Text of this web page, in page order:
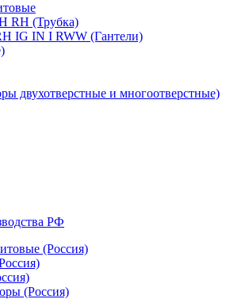
RH (Трубка)
IG IN I RWW (Гантели)
двухотверстные и многоотверстные)
РФ
(Россия)
(Россия)